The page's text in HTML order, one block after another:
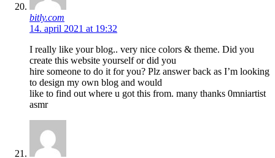
bitly.com
14. april 2021 at 19:32
I really like your blog.. very nice colors & theme. Did you
create this website yourself or did you
hire someone to do it for you? Plz answer back as I’m looking
to design my own blog and would
like to find out where u got this from. many thanks 0mniartist
asmr